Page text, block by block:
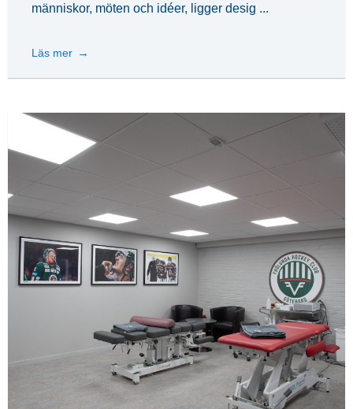
människor, möten och idéer, ligger desig ...
Läs mer